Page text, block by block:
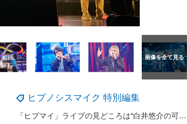
ヒプノシスマイク 特別編集
「ヒプマイ」ライブの見どころは“白井悠介の可愛い靴下”!? おもちゃ箱のような魅力に溢れたFling Posse公演2Days＆楽屋裏レポ